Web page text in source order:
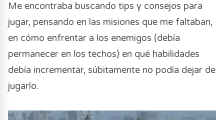
Me encontraba buscando tips y consejos para
jugar, pensando en las misiones que me faltaban,
en cómo enfrentar a los enemigos (debía
permanecer en los techos) en qué habilidades
debía incrementar, súbitamente no podía dejar de
jugarlo.